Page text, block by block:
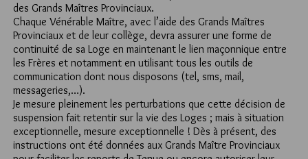
des Grands Maîtres Provinciaux.
Chaque Vénérable Maître, avec l’aide des Grands Maîtres
Provinciaux et de leur collège, devra assurer une forme de
continuité de sa Loge en maintenant le lien maçonnique entre
les Frères et notamment en utilisant tous les outils de
communication dont nous disposons (tel, sms, mail,
messageries,…).
Je mesure pleinement les perturbations que cette décision de
suspension fait retentir sur la vie des Loges ; mais à situation
exceptionnelle, mesure exceptionnelle ! Dès à présent, des
instructions ont été données aux Grands Maître Provinciaux